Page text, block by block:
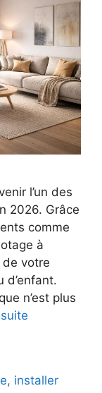
l’un des
2026. Grâce
comme
à
votre
d’enfant.
n’est plus
, installer